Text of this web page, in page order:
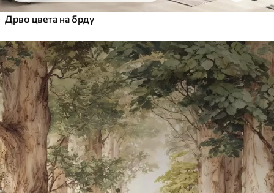
Дрво цвета на брду